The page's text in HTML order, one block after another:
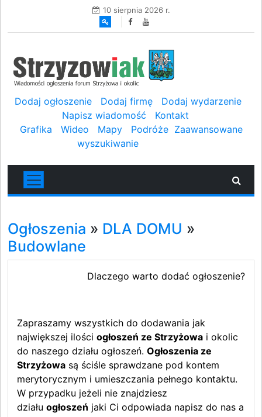
10 sierpnia 2026 r.
Dodaj ogłoszenie Dodaj firmę
Dodaj wydarzenie
Napisz wiadomość
Kontakt
Grafika
Wideo Mapy Podróże Zaawansowane
wyszukiwanie
Ogłoszenia » DLA DOMU »
Budowlane
Dlaczego warto dodać ogłoszenie?
Zapraszamy wszystkich do dodawania jak
największej ilości ogłoszeń ze Strzyżowa i okolic
do naszego działu ogłoszeń. Ogłoszenia ze
Strzyżowa są ściśle sprawdzane pod kontem
merytorycznym i umieszczania pełnego kontaktu.
W przypadku jeżeli nie znajdziesz
działu ogłoszeń jaki Ci odpowiada napisz do nas a